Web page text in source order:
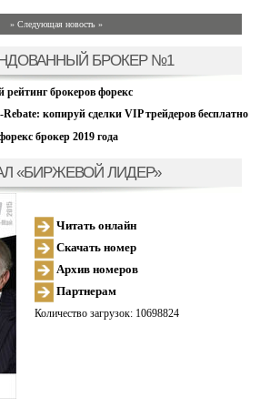
» Следующая новость »
БРОКЕР №1
брокеров форекс
копируй сделки VIP трейдеров бесплатно
брокер 2019 года
«БИРЖЕВОЙ ЛИДЕР»
Читать онлайн
Скачать номер
Архив номеров
Партнерам
Количество загрузок: 10698824